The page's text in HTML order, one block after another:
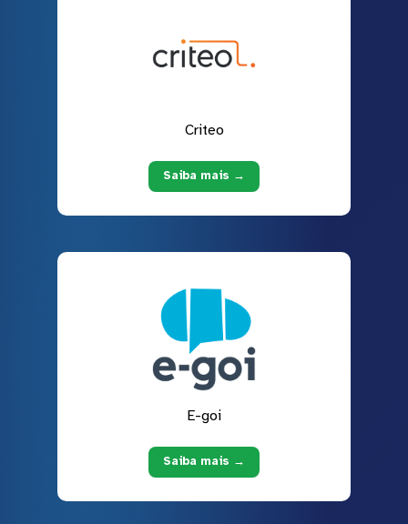
Criteo
Saiba mais →
E-goi
Saiba mais →